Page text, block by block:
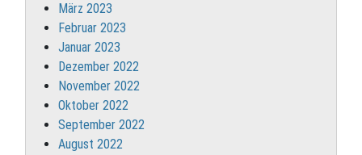
März 2023
Februar 2023
Januar 2023
Dezember 2022
November 2022
Oktober 2022
September 2022
August 2022